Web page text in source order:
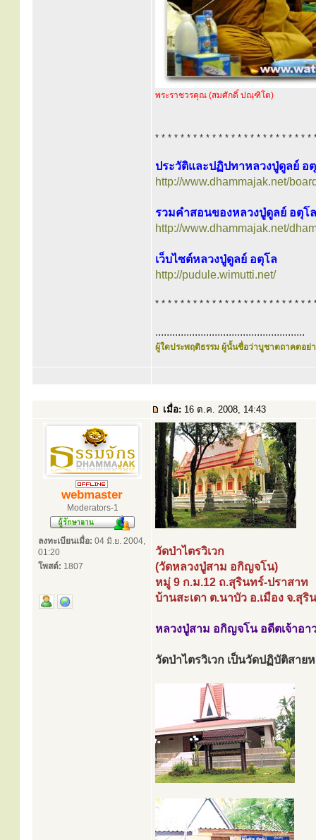
พระราชวรคุณ (สมศักดิ์ ปณฺฑิโต)
* * * * * * * * * * * * * * * * * * * * * * * * *
ประวัติและปฏิปทาหลวงปู่ดูลย์ อ
http://www.dhammajak.net/
รวมคำสอนของหลวงปู่ดูลย์ อตุโล
http://www.dhammajak.net/
เว็บไซต์หลวงปู่ดูลย์ อตุโล
http://pudule.wimutti.net/
* * * * * * * * * * * * * * * * * * * * * * * * *
.....................................................
ผู้ใดประพฤติธรรม ผู้นั้นชื่อว่าบูชาตถาคตอย่า
เมื่อ: 16 ต.ค. 2008, 14:43
webmaster
Moderators-1
ลงทะเบียนเมื่อ: 04 มิ.ย. 2004,
01:20
โพสต์: 1807
วัดป่าไตรวิเวก
(วัดหลวงปู่สาม อกิญจโน)
หมู่ 9 ก.ม.12 ถ.สุรินทร์-ปราสาท
บ้านสะเดา ต.นาบัว อ.เมือง จ.สุริ
หลวงปู่สาม อกิญจโน อดีตเจ้าอา
วัดป่าไตรวิเวก เป็นวัดปฏิบัติสา